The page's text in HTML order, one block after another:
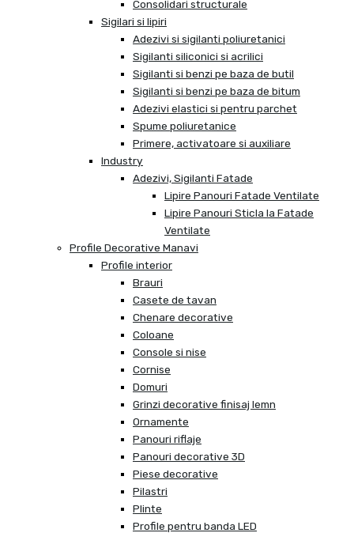
Consolidari structurale
Sigilari si lipiri
Adezivi si sigilanti poliuretanici
Sigilanti siliconici si acrilici
Sigilanti si benzi pe baza de butil
Sigilanti si benzi pe baza de bitum
Adezivi elastici si pentru parchet
Spume poliuretanice
Primere, activatoare si auxiliare
Industry
Adezivi, Sigilanti Fatade
Lipire Panouri Fatade Ventilate
Lipire Panouri Sticla la Fatade
Ventilate
Profile Decorative Manavi
Profile interior
Brauri
Casete de tavan
Chenare decorative
Coloane
Console si nise
Cornise
Domuri
Grinzi decorative finisaj lemn
Ornamente
Panouri riflaje
Panouri decorative 3D
Piese decorative
Pilastri
Plinte
Profile pentru banda LED